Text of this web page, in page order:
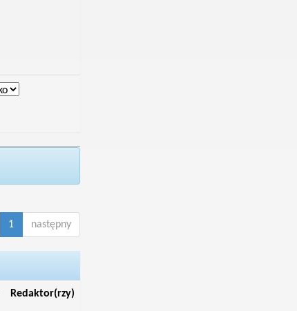
1 następny
Redaktor(rzy)